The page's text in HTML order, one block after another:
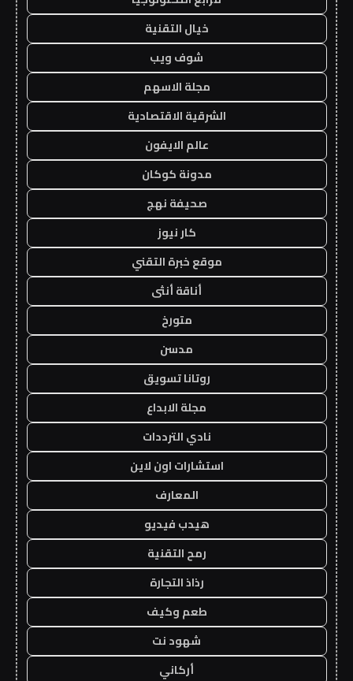
خيال التقنية
شوف ويب
مجلة الاسهم
الشرقية الاقتصادية
عالم الايفون
مدونة كوكان
صحيفة نهج
كار نيوز
موقع خبرة التقني
أناقة أنثى
متورخ
مدسن
روتانا تسويق
مجلة الابداع
نادي الترددات
استشارات اون لاين
المعارف
هيدب فيديو
رمح التقنية
رذاذ التجارة
طعم وكيف
شهود نت
أركاني